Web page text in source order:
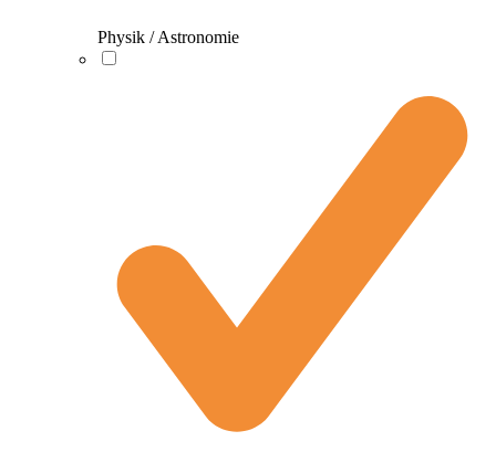
Physik / Astronomie